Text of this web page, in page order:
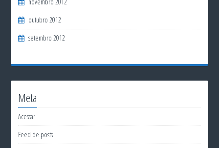
outubro 2012
setembro 2012
Meta
Acessar
Feed de posts